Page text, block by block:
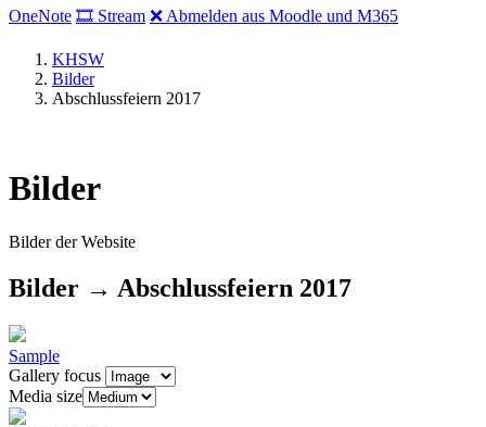
OneNote 🎞 Stream ❌ Abmelden aus Moodle und M365
KHSW
Bilder
Abschlussfeiern 2017
Bilder
Bilder der Website
Bilder → Abschlussfeiern 2017
Sample
Gallery focus
Media size